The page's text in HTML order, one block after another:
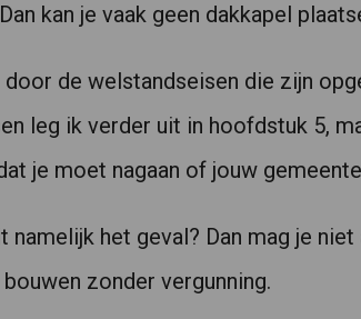
kan je vaak geen dakkapel
de welstandseisen die zijn
leg ik verder uit in hoofdstuk 5,
je moet nagaan of jouw
namelijk het geval? Dan mag je
bouwen zonder vergunning.